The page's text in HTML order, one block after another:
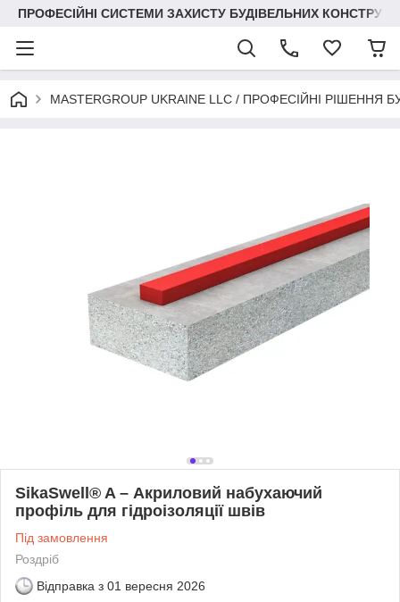
ПРОФЕСІЙНІ СИСТЕМИ ЗАХИСТУ БУДІВЕЛЬНИХ КОНСТРУКЦІЙ
MASTERGROUP UKRAINE LLC / ПРОФЕСІЙНІ РІШЕННЯ
SikaSwell® A – Акриловий набухаючий
профіль для гідроізоляції швів
Під замовлення
Роздріб
Відправка з 01 вересня 2026